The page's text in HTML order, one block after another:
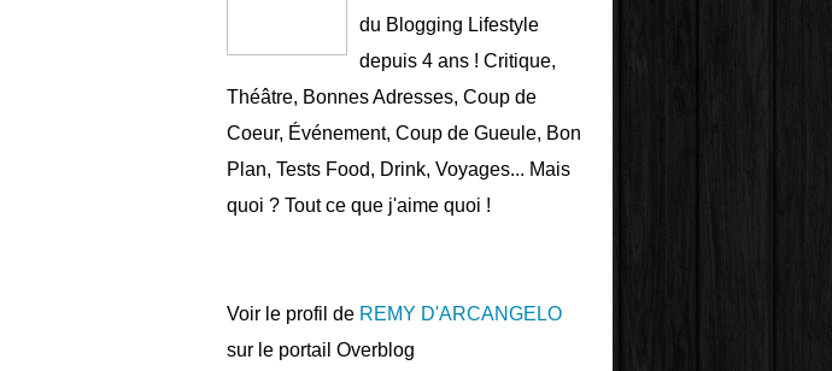
du Blogging Lifestyle
depuis 4 ans ! Critique,
Théâtre, Bonnes Adresses, Coup de
Coeur, Événement, Coup de Gueule, Bon
Plan, Tests Food, Drink, Voyages... Mais
quoi ? Tout ce que j'aime quoi !
Voir le profil de REMY D'ARCANGELO
sur le portail Overblog